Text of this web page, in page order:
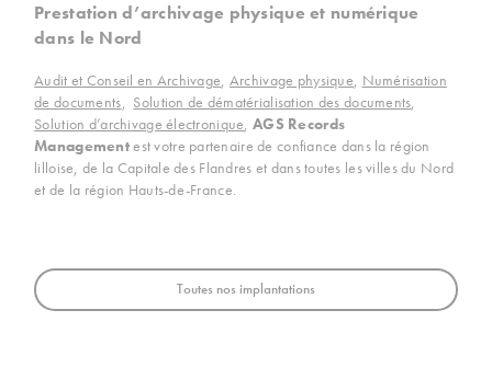
Prestation d’archivage physique et numérique
dans le Nord
Audit et Conseil en Archivage, Archivage physique, Numérisation
de documents, Solution de dématérialisation des documents,
Solution d’archivage électronique,AGS Records
Managementest votre partenaire de confiance dans la région
lilloise, de la Capitale des Flandres et dans toutes les villes du Nord
et de la région Hauts-de-France.
Toutes nos implantations